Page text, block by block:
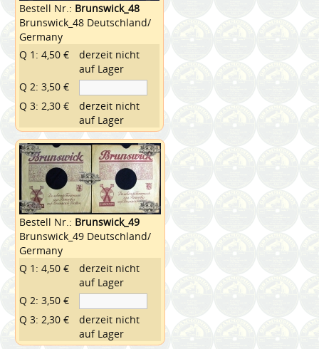
Bestell Nr.: Brunswick_48
Brunswick_48 Deutschland/
Germany
Q 1: 4,50 €
derzeit nicht
auf Lager
Q 2: 3,50 €
Q 3: 2,30 €
derzeit nicht
auf Lager
Bestell Nr.: Brunswick_49
Brunswick_49 Deutschland/
Germany
Q 1: 4,50 €
derzeit nicht
auf Lager
Q 2: 3,50 €
Q 3: 2,30 €
derzeit nicht
auf Lager